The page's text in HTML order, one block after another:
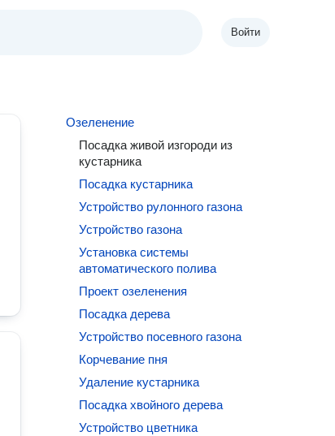
Войти
Озеленение
Посадка живой изгороди из
кустарника
Посадка кустарника
Устройство рулонного газона
Устройство газона
Установка системы
автоматического полива
Проект озеленения
Посадка дерева
Устройство посевного газона
Корчевание пня
Удаление кустарника
Посадка хвойного дерева
Устройство цветника